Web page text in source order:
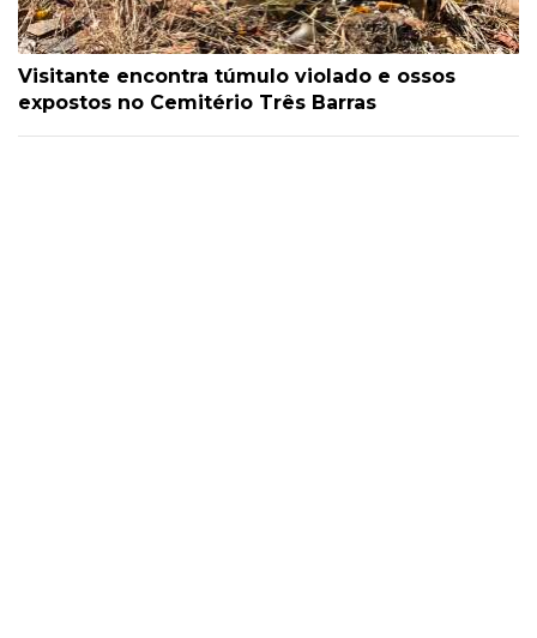
Visitante encontra túmulo violado e ossos
expostos no Cemitério Três Barras